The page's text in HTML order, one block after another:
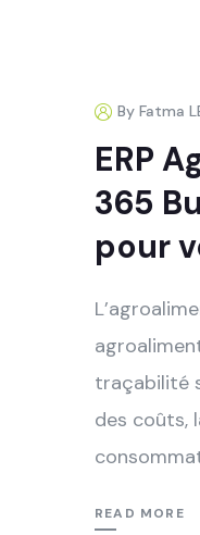
By Fatma
ERP
365
pour
traçabilité
des coûts,
READ MORE